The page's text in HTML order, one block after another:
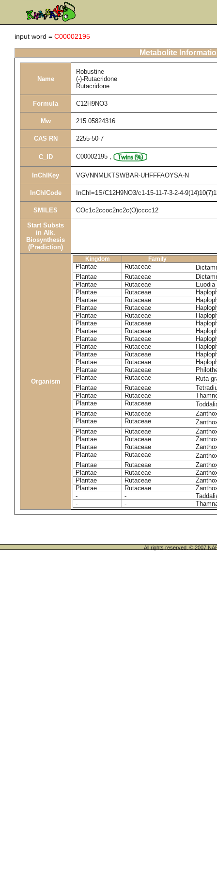
input word = C00002195
Metabolite
Name
Robustine
(-)-Rutacridone
Rutacridone
Formula C12H9NO3
Mw 215.05824316
CAS RN 2255-50-7
C_ID C00002195 ,
InChIKey VGVNNMLKTSWBAR-UHFFFAOYSA-N
InChICode InChI=1S/C12H9NO3/c1-15-11-7-3-2-4-
SMILES COc1c2ccoc2nc2c(O)cccc12
Start Substs
in Alk.
Biosynthesis
(Prediction)
Organism
Kingdom Family
Plantae Rutaceae
Plantae
Rutaceae
Plantae
Rutaceae
Plantae
Rutaceae
Plantae
Rutaceae
Plantae
Rutaceae
Plantae
Rutaceae
Plantae
Rutaceae
Plantae
Rutaceae
Plantae
Rutaceae
Plantae
Rutaceae
Plantae
Rutaceae
Plantae
Rutaceae
Plantae
Rutaceae
Plantae
Rutaceae
Ruta
Plantae
Rutaceae
Plantae
Rutaceae
Plantae
Rutaceae
Plantae
Rutaceae
Plantae
Rutaceae
Plantae
Rutaceae
Plantae
Rutaceae
Plantae
Rutaceae
Plantae
Rutaceae
Plantae
Rutaceae
Plantae
Rutaceae
Plantae
Rutaceae
Plantae
Rutaceae
-
-
-
-
All rights reserved. © 2007